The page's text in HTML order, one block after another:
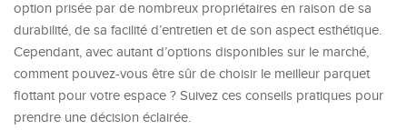
option prisée par de nombreux propriétaires en raison de sa
durabilité, de sa facilité d’entretien et de son aspect esthétique.
Cependant, avec autant d’options disponibles sur le marché,
comment pouvez-vous être sûr de choisir le meilleur parquet
flottant pour votre espace ? Suivez ces conseils pratiques pour
prendre une décision éclairée.